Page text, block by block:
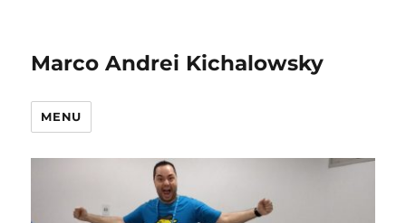
Marco Andrei Kichalowsky
MENU